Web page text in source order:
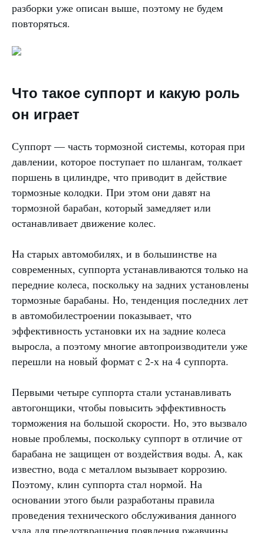
разборки уже описан выше, поэтому не будем
повторяться.
Что такое суппорт и какую роль
он играет
Суппорт — часть тормозной системы, которая при
давлении, которое поступает по шлангам, толкает
поршень в цилиндре, что приводит в действие
тормозные колодки. При этом они давят на
тормозной барабан, который замедляет или
останавливает движение колес.
На старых автомобилях, и в большинстве на
современных, суппорта устанавливаются только на
передние колеса, поскольку на задних установлены
тормозные барабаны. Но, тенденция последних лет
в автомобилестроении показывает, что
эффективность установки их на задние колеса
выросла, а поэтому многие автопроизводители уже
перешли на новый формат с 2-х на 4 суппорта.
Первыми четыре суппорта стали устанавливать
автогонщики, чтобы повысить эффективность
торможения на большой скорости. Но, это вызвало
новые проблемы, поскольку суппорт в отличие от
барабана не защищен от воздействия воды. А, как
известно, вода с металлом вызывает коррозию.
Поэтому, клин суппорта стал нормой. На
основании этого были разработаны правила
проведения технического обслуживания данного
узла для предотвращения появления ржавчины.